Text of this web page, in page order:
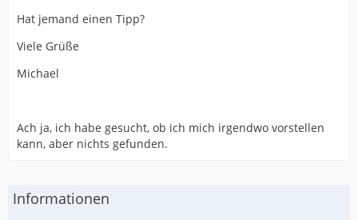
Hat jemand einen Tipp?
Viele Grüße
Michael
Ach ja, ich habe gesucht, ob ich mich irgendwo vorstellen
kann, aber nichts gefunden.
Informationen